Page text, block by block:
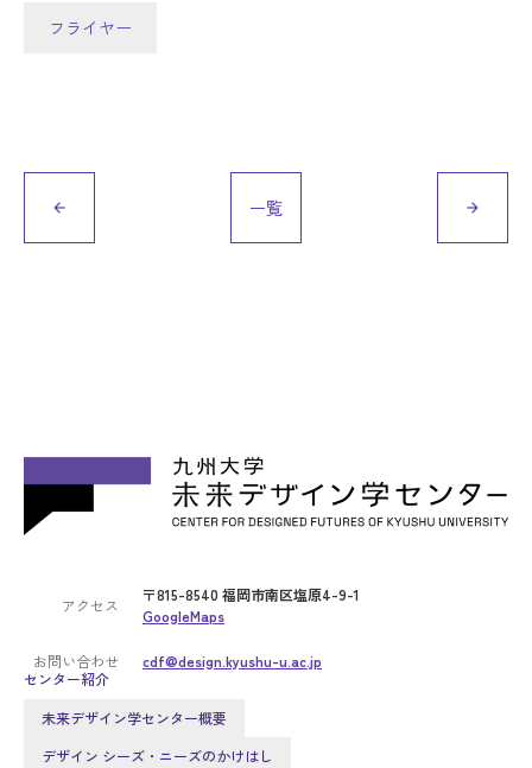
フライヤー
arrow_back 一覧 arrow_forward
アクセス
〒815-8540 福岡市南区塩原4-9-1
GoogleMaps
お問い合わせ
cdf@design.kyushu-u.ac.jp
センター紹介
未来デザイン学センター概要
デザイン シーズ・ニーズのかけはし